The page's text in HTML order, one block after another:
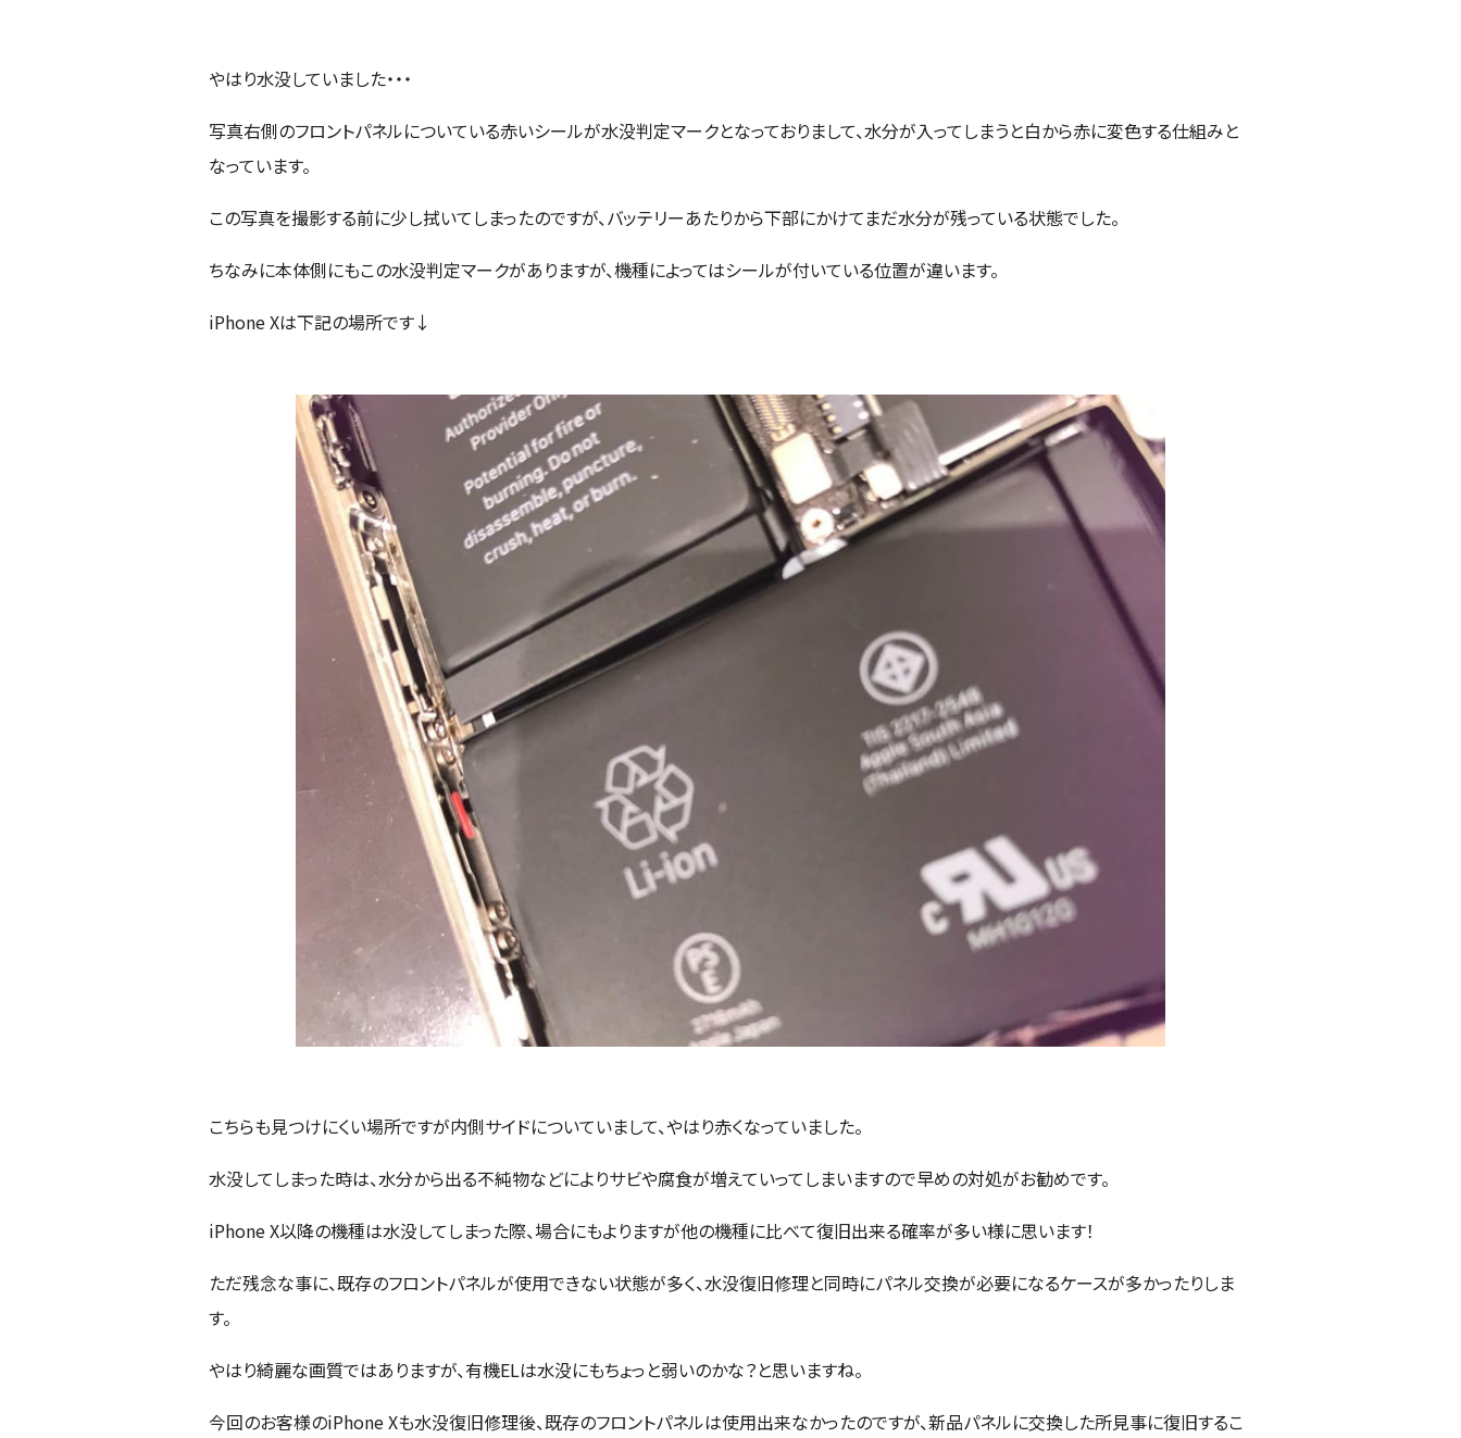
やはり水没していました・・・
写真右側のフロントパネルについている赤いシールが水没判定マークとなっておりまして、水分が入ってしまうと白から赤に変色する仕組みと
なっています。
この写真を撮影する前に少し拭いてしまったのですが、バッテリーあたりから下部にかけてまだ水分が残っている状態でした。
ちなみに本体側にもこの水没判定マークがありますが、機種によってはシールが付いている位置が違います。
iPhone Xは下記の場所です↓
こちらも見つけにくい場所ですが内側サイドについていまして、やはり赤くなっていました。
水没してしまった時は、水分から出る不純物などによりサビや腐食が増えていってしまいますので早めの対処がお勧めです。
iPhone X以降の機種は水没してしまった際、場合にもよりますが他の機種に比べて復旧出来る確率が多い様に思います！
ただ残念な事に、既存のフロントパネルが使用できない状態が多く、水没復旧修理と同時にパネル交換が必要になるケースが多かったりしま
す。
やはり綺麗な画質ではありますが、有機ELは水没にもちょっと弱いのかな？と思いますね。
今回のお客様のiPhone Xも水没復旧修理後、既存のフロントパネルは使用出来なかったのですが、新品パネルに交換した所見事に復旧するこ